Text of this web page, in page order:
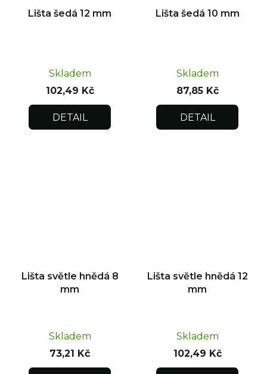
Lišta šedá 12 mm
Skladem
102,49 Kč
DETAIL
Lišta šedá 10 mm
Skladem
87,85 Kč
DETAIL
Lišta světle hnědá 8
mm
Skladem
73,21 Kč
Lišta světle hnědá 12
mm
Skladem
102,49 Kč